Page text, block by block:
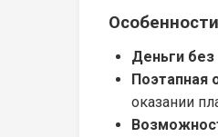
Деньги
Поэтапная
оказании